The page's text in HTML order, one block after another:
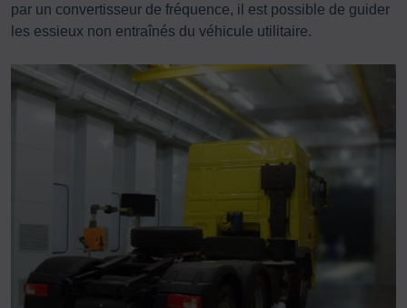
par un convertisseur de fréquence, il est possible de guider
les essieux non entraînés du véhicule utilitaire.